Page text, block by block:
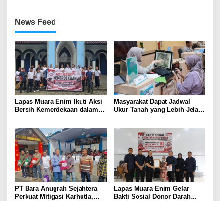
News Feed
Lapas Muara Enim Ikuti Aksi
Bersih Kemerdekaan dalam
Masyarakat Dapat Jadwal
Ukur Tanah yang Lebih Jelas
PT Bara Anugrah Sejahtera
Perkuat Mitigasi Karhutla,
Lapas Muara Enim Gelar
Bakti Sosial Donor Darah